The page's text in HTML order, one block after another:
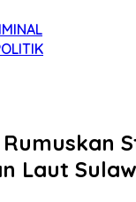
Laut